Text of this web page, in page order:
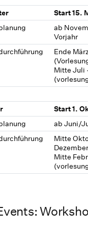
Start 15.
ab
Vorjahr
Ende
Mitte Juli
Start 1.
ab Juni/
Mitte
Mitte